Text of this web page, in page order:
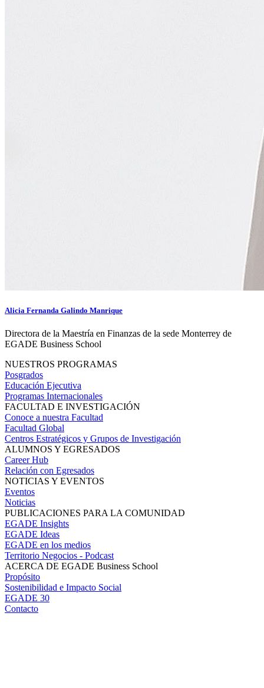
Alicia Fernanda Galindo Manrique
Directora de la Maestría en Finanzas de la sede Monterrey de
EGADE Business School
NUESTROS PROGRAMAS
Posgrados
Educación Ejecutiva
Programas Internacionales
FACULTAD E INVESTIGACIÓN
Conoce a nuestra Facultad
Facultad Global
Centros Estratégicos y Grupos de Investigación
ALUMNOS Y EGRESADOS
Career Hub
Relación con Egresados
NOTICIAS Y EVENTOS
Eventos
Noticias
PUBLICACIONES PARA LA COMUNIDAD
EGADE Insights
EGADE Ideas
EGADE en los medios
Territorio Negocios - Podcast
ACERCA DE EGADE Business School
Propósito
Sostenibilidad e Impacto Social
EGADE 30
Contacto